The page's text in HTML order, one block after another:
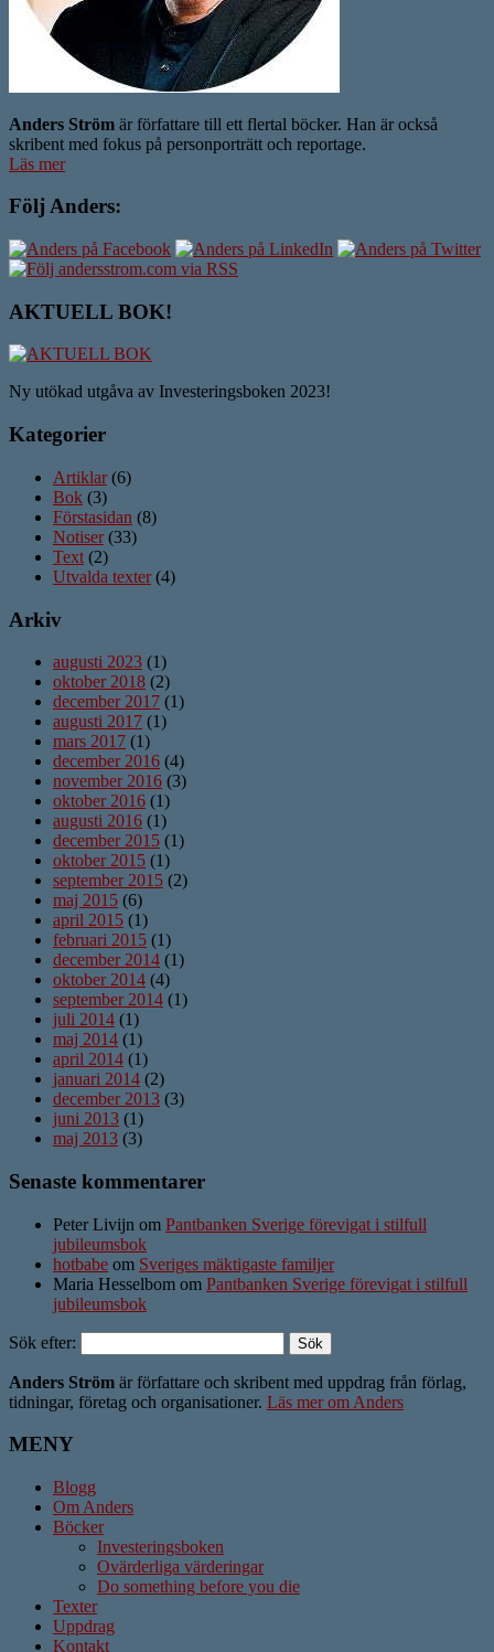
Anders Ström är författare till ett flertal böcker. Han är också
skribent med fokus på personporträtt och reportage.
Läs mer
Följ Anders:
AKTUELL BOK!
Ny utökad utgåva av Investeringsboken 2023!
Kategorier
Artiklar(6)
Bok (3)
Förstasidan (8)
Notiser(33)
Text (2)
Utvalda texter(4)
Arkiv
augusti 2023 (1)
oktober 2018 (2)
december 2017 (1)
augusti 2017 (1)
mars 2017 (1)
december 2016 (4)
november 2016 (3)
oktober 2016 (1)
augusti 2016 (1)
december 2015 (1)
oktober 2015 (1)
september 2015 (2)
maj 2015 (6)
april 2015 (1)
februari 2015 (1)
december 2014 (1)
oktober 2014 (4)
september 2014 (1)
juli 2014 (1)
maj 2014 (1)
april 2014 (1)
januari 2014 (2)
december 2013 (3)
juni 2013 (1)
maj 2013 (3)
Senaste kommentarer
Peter Livijn om Pantbanken Sverige förevigat i stilfull
jubileumsbok
hotbabe om Sveriges mäktigaste familjer
Maria Hesselbom om Pantbanken Sverige förevigat i stilfull
jubileumsbok
Sök efter:
Anders Ström är författare och skribent med uppdrag från förlag,
tidningar, företag och organisationer. Läs mer om Anders
MENY
Blogg
Om Anders
Böcker
Investeringsboken
Ovärderliga värderingar
Do something before you die
Texter
Uppdrag
Kontakt